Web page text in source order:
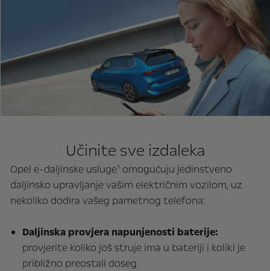
Učinite sve izdaleka
Opel e-daljinske usluge¹ omogućuju jedinstveno
daljinsko upravljanje vašim električnim vozilom, uz
nekoliko dodira vašeg pametnog telefona:
Daljinska provjera napunjenosti baterije:
provjerite koliko još struje ima u bateriji i koliki je
približno preostali doseg